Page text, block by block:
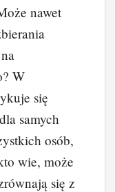
nawet
W
się
samych
osób,
wie, może
się z